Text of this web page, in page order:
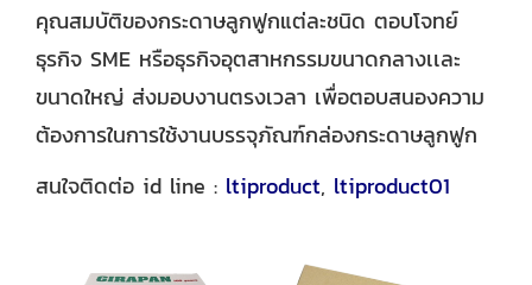
คุณสมบัติของกระดาษลูกฟูกแต่ละชนิด ตอบโจทย์
ธุรกิจ SME หรือธุรกิจอุตสาหกรรมขนาดกลางเเละ
ขนาดใหญ่ ส่งมอบงานตรงเวลา เพื่อตอบสนองความ
ต้องการในการใช้งานบรรจุภัณฑ์กล่องกระดาษลูกฟูก
สนใจติดต่อ id line : ltiproduct, ltiproduct01